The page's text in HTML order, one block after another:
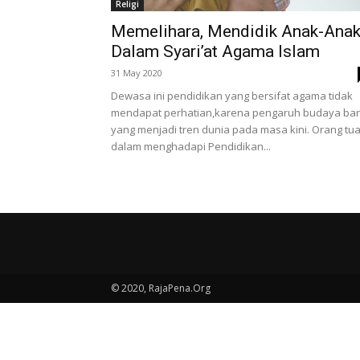
Religi
Memelihara, Mendidik Anak-Anak
Dalam Syari’at Agama Islam
31 May 2020
Dewasa ini pendidikan yang bersifat agama tidak
mendapat perhatian,karena pengaruh budaya
yang menjadi tren dunia pada masa kini. Orang tua
dalam menghadapi Pendidikan...
© 2020, RajaPena.Org